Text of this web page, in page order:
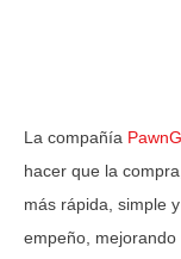
La compañía
hacer que la
más rápida, simple
empeño,